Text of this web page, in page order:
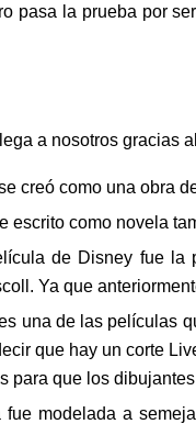
pasa la prueba por
a nosotros gracias
creó como una obra
escrito como novela
de Disney fue la
Ya que
una de las películas
que hay un corte
para que los
fue modelada a